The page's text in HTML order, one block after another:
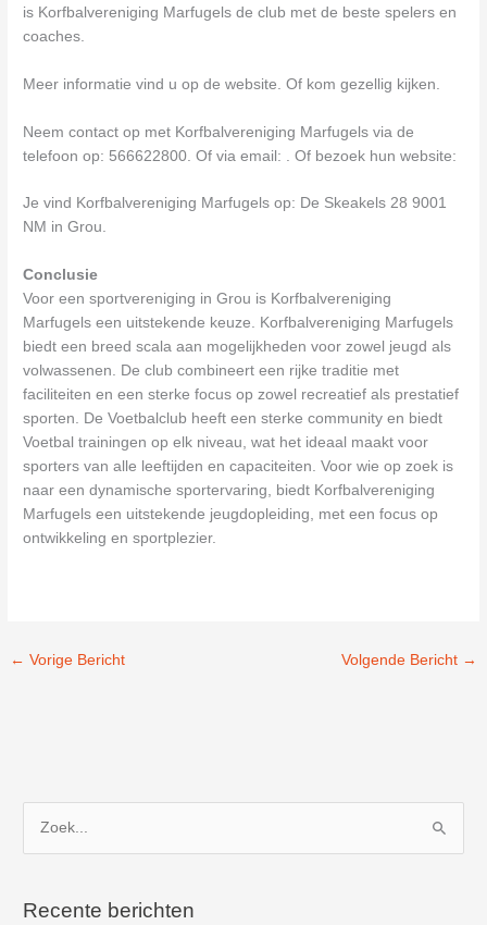
is Korfbalvereniging Marfugels de club met de beste spelers en
coaches.
Meer informatie vind u op de website. Of kom gezellig kijken.
Neem contact op met Korfbalvereniging Marfugels via de
telefoon op: 566622800. Of via email:
. Of bezoek hun website:
Je vind Korfbalvereniging Marfugels op: De Skeakels 28 9001
NM in Grou.
Conclusie
Voor een sportvereniging in Grou is Korfbalvereniging
Marfugels een uitstekende keuze. Korfbalvereniging Marfugels
biedt een breed scala aan mogelijkheden voor zowel jeugd als
volwassenen. De club combineert een rijke traditie met
faciliteiten en een sterke focus op zowel recreatief als prestatief
sporten. De Voetbalclub heeft een sterke community en biedt
Voetbal trainingen op elk niveau, wat het ideaal maakt voor
sporters van alle leeftijden en capaciteiten. Voor wie op zoek is
naar een dynamische sportervaring, biedt Korfbalvereniging
Marfugels een uitstekende jeugdopleiding, met een focus op
ontwikkeling en sportplezier.
← Vorige Bericht Volgende Bericht →
k
Recente berichten